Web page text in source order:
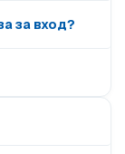
за вход?